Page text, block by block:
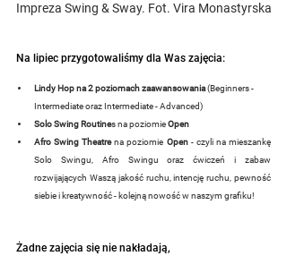
Impreza Swing & Sway. Fot. Vira Monastyrska
Na lipiec przygotowaliśmy dla Was zajęcia:
Lindy Hop na 2 poziomach zaawansowania (Beginners -
Intermediate oraz Intermediate - Advanced)
Solo Swing Routines na poziomie Open
Afro Swing Theatre na poziomie Open - czyli na mieszankę
Solo Swingu, Afro Swingu oraz ćwiczeń i zabaw
rozwijających Waszą jakość ruchu, intencję ruchu, pewność
siebie i kreatywność - kolejną nowość w naszym grafiku!
Żadne zajęcia się nie nakładają,